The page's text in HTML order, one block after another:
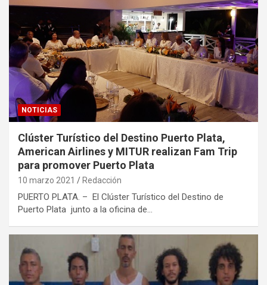
NOTICIAS
Clúster Turístico del Destino Puerto Plata,
American Airlines y MITUR realizan Fam Trip
para promover Puerto Plata
10 marzo 2021 Redacción
PUERTO PLATA. – El Clúster Turístico del Destino de
Puerto Plata junto a la oficina de…